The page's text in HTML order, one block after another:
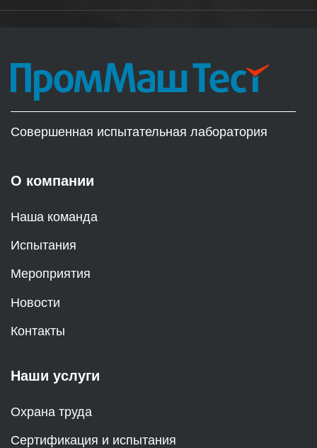
Совершенная испытательная лаборатория
О компании
Наша команда
Испытания
Мероприятия
Новости
Контакты
Наши услуги
Охрана труда
Сертификация и испытания